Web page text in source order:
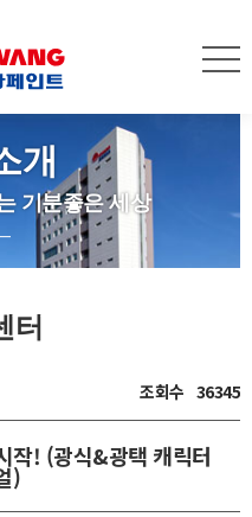
개
기분좋은 세상
터
조회수 36345
작! (광식&광택 캐릭터
)